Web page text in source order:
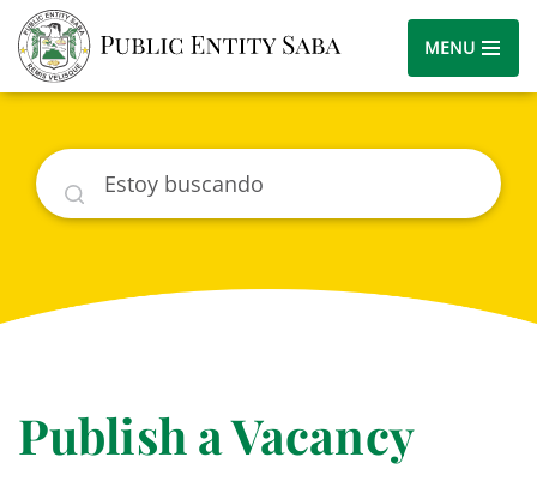
MENU
Buscar
Publish a Vacancy